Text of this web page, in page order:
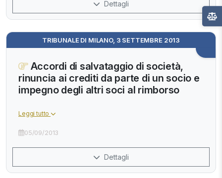
Dettagli
TRIBUNALE DI MILANO, 3 SETTEMBRE 2013
Accordi di salvataggio di società,
rinuncia ai crediti da parte di un socio e
impegno degli altri soci al rimborso
Leggi tutto
05/09/2013
Dettagli